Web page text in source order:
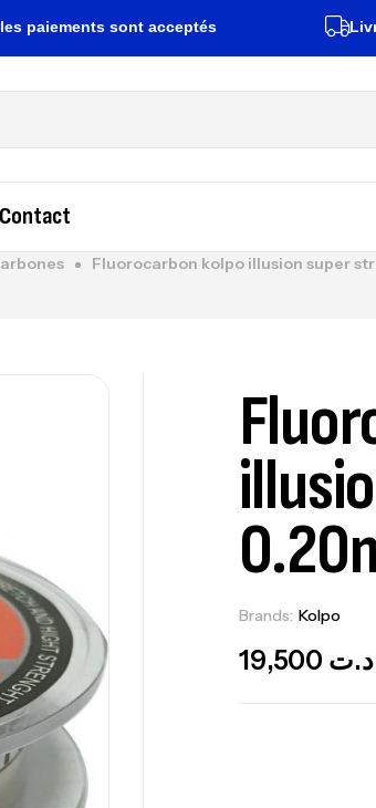
sont acceptés Livraison
Contact
Fluorocarbon kolpo illusion super
Brands: Kolpo
د.ت 19,500